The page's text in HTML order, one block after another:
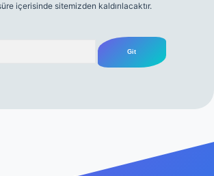
içerisinde sitemizden kaldırılacaktır.